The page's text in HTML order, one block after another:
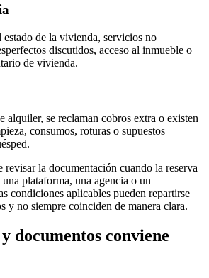
de la vivienda, servicios no
discutidos, acceso al inmueble o
de vivienda.
alquiler, se reclaman cobros extra o existen
consumos, roturas o supuestos
revisar la documentación cuando la reserva
una plataforma, una agencia o un
condiciones aplicables pueden repartirse
y no siempre coinciden de manera clara.
documentos conviene